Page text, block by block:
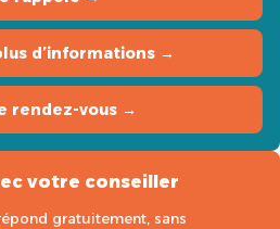
d’informations →
rendez-vous →
votre conseiller
gratuitement, sans